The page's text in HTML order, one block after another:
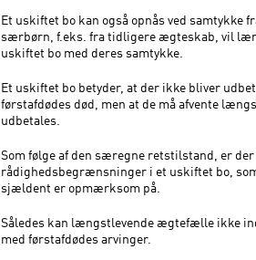
Et uskiftet bo kan også opnås ved samtykke
særbørn, f.eks. fra tidligere ægteskab, vil
uskiftet bo med deres samtykke.
Et uskiftet bo betyder, at der ikke bliver
førstafdødes død, men at de må afvente
udbetales.
Som følge af den særegne retstilstand, er
rådighedsbegrænsninger i et uskiftet bo,
sjældent er opmærksom på.
Således kan længstlevende ægtefælle ikke
med førstafdødes arvinger.